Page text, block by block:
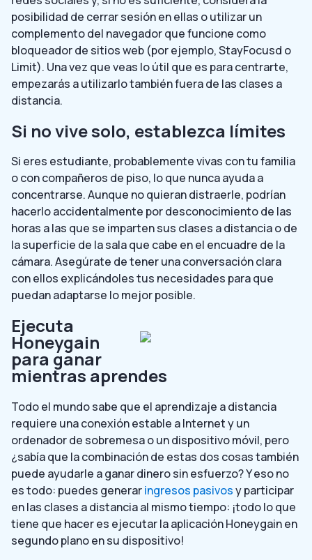
posibilidad de cerrar sesión en ellas o utilizar un
complemento del navegador que funcione como
bloqueador de sitios web (por ejemplo, StayFocusd o
Limit). Una vez que veas lo útil que es para centrarte,
empezarás a utilizarlo también fuera de las clases a
distancia.
Si no vive solo, establezca límites
Si eres estudiante, probablemente vivas con tu familia
o con compañeros de piso, lo que nunca ayuda a
concentrarse. Aunque no quieran distraerle, podrían
hacerlo accidentalmente por desconocimiento de las
horas a las que se imparten sus clases a distancia o de
la superficie de la sala que cabe en el encuadre de la
cámara. Asegúrate de tener una conversación clara
con ellos explicándoles tus necesidades para que
puedan adaptarse lo mejor posible.
Ejecuta
Honeygain
para ganar
mientras aprendes
Todo el mundo sabe que el aprendizaje a distancia
requiere una conexión estable a Internet y un
ordenador de sobremesa o un dispositivo móvil, pero
¿sabía que la combinación de estas dos cosas también
puede ayudarle a ganar dinero sin esfuerzo? Y eso no
es todo: puedes generaringresos pasivosy participar
en las clases a distancia al mismo tiempo: ¡todo lo que
tiene que hacer es ejecutar la aplicación Honeygain en
segundo plano en su dispositivo!